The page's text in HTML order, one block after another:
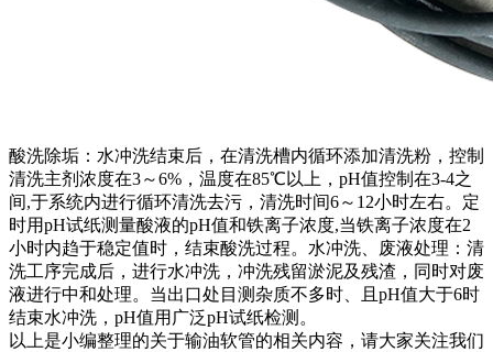
酸洗除垢：水冲洗结束后，在清洗槽内循环添加清洗粉，控制
清洗主剂浓度在3～6%，温度在85℃以上，pH值控制在3-4之
间,于系统内进行循环清洗去污，清洗时间6～12小时左右。定
时用pH试纸测量酸液的pH值和铁离子浓度,当铁离子浓度在2
小时内趋于稳定值时，结束酸洗过程。水冲洗、废液处理：清
洗工序完成后，进行水冲洗，冲洗残留淤泥及残渣，同时对废
液进行中和处理。当出口处目测杂质不多时、且pH值大于6时
结束水冲洗，pH值用广泛pH试纸检测。
以上是小编整理的关于输油软管的相关内容，请大家关注我们